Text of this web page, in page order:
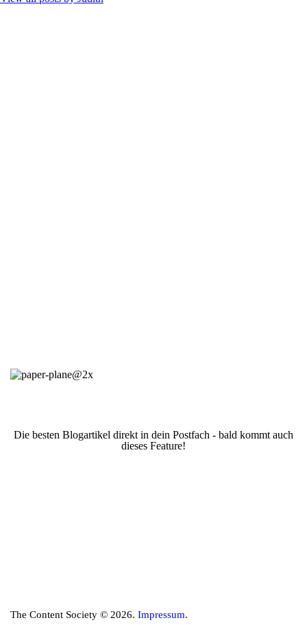
Die besten Blogartikel direkt in dein Postfach - bald kommt auch
dieses Feature!
The Content Society © 2026. Impressum.